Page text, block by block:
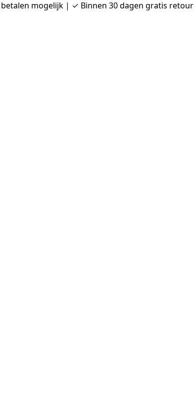
mogelijk | ✓ Binnen 30 dagen gratis retour